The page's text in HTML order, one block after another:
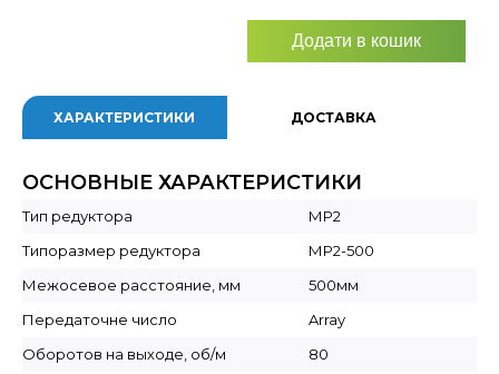
Додати в кошик
ХАРАКТЕРИСТИКИ ДОСТАВКА
ОСНОВНЫЕ ХАРАКТЕРИСТИКИ
Тип редуктора
МР2
Типоразмер редуктора
МР2-500
Межосевое расстояние, мм
500мм
Передаточне число
Array
Оборотов на выходе, об/м
80